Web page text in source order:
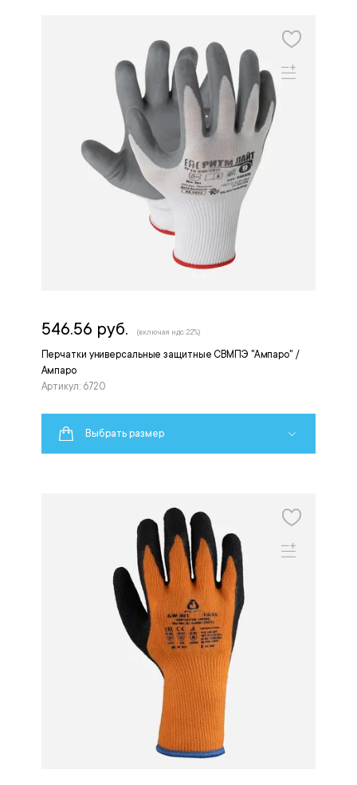
Перчатки универсальные защитные СВМПЭ "Ампаро" /
Ампаро
Артикул: 6720
546.56 руб. (включая ндс 22%)
Выбрать размер